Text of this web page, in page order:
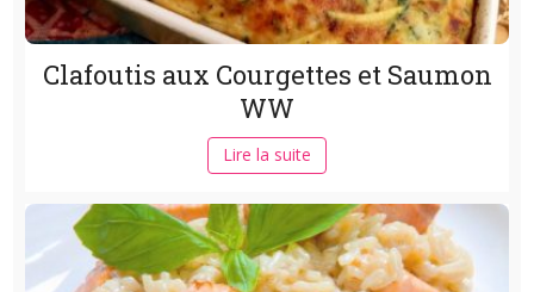
Clafoutis aux Courgettes et Saumon
WW
Lire la suite